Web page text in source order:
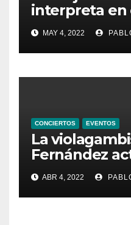
interpreta en
de Santa
Valldigna las
Alfonso X el
MAY 4, 2022
CONCIERTOS EVENTOS
La
Fernández
en el ciclo de
directo de
Blanch
ABR 4, 2022